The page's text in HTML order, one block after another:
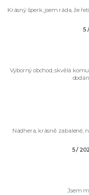
Krásný šperk, jsem ráda, že
5
Výborný obchod, skvělá
Nádhera, krásně zabalené,
5 /
Jsem